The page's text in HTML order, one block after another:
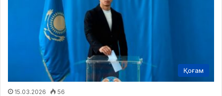
Қоғам
15.03.2026 56